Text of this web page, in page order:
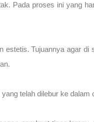
Pada proses ini yang
Tujuannya agar
telah dilebur ke